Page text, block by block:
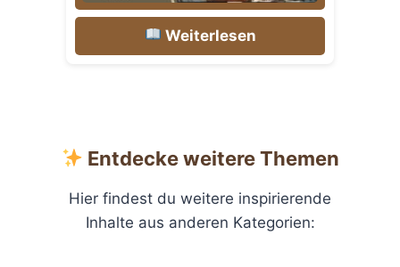
Weiterlesen
Entdecke weitere Themen
Hier findest du weitere inspirierende
Inhalte aus anderen Kategorien: